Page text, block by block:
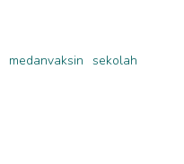
medanvaksin sekolah